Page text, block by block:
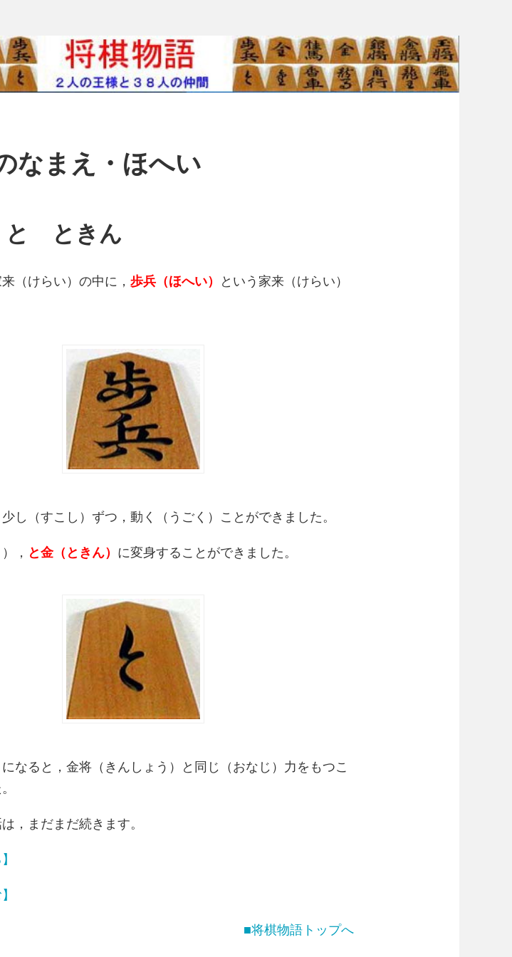
なまえ・ほへい
ときん
（けらい）の中に， 歩兵（ほへい）
という家来（けらい）
し（すこし）ずつ，動く（うごく）ことができました。
， と金（ときん） に変身することができました。
になると，金将（きんしょう）と同じ（おなじ）力をもつこ
，まだまだ続きます。
■将棋物語トップへ